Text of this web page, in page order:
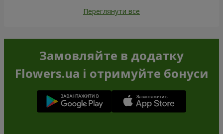
Переглянути все
Замовляйте в додатку
Flowers.ua і отримуйте бонуси